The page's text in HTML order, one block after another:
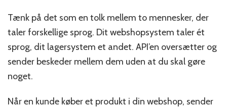
Tænk på det som en tolk mellem to mennesker, der
taler forskellige sprog. Dit webshopsystem taler ét
sprog, dit lagersystem et andet. API’en oversætter og
sender beskeder mellem dem uden at du skal gøre
noget.
Når en kunde køber et produkt i din webshop, sender